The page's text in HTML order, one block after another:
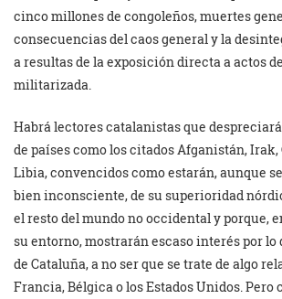
cinco millones de congoleños, muertes
consecuencias del caos general y la
a resultas de la exposición directa a actos
militarizada.
Habrá lectores catalanistas que
de países como los citados Afganistán, Irak,
Libia, convencidos como estarán, aunque
bien inconsciente, de su superioridad
el resto del mundo no occidental y porque,
su entorno, mostrarán escaso interés por
de Cataluña, a no ser que se trate de algo
Francia, Bélgica o los Estados Unidos. Pero